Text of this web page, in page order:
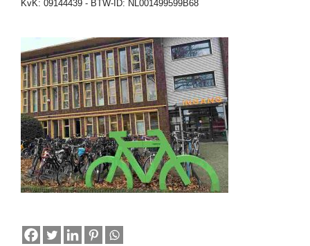
KvK: 09144439 - BTW-ID: NL001499599B68